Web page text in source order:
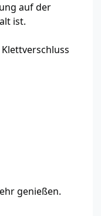
auf der
ist.
genießen.